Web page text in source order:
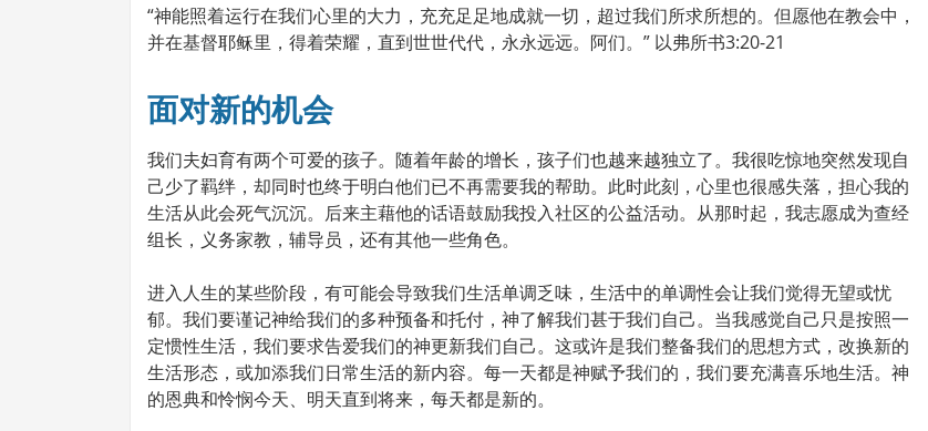
“神能照着运行在我们心里的大力，充充足足地成就一切，超过我们所求所想的。但愿他在教会中，
并在基督耶稣里，得着荣耀，直到世世代代，永永远远。阿们。” 以弗所书3:20-21
面对新的机会
我们夫妇育有两个可爱的孩子。随着年龄的增长，孩子们也越来越独立了。我很吃惊地突然发现自
己少了羁绊，却同时也终于明白他们已不再需要我的帮助。此时此刻，心里也很感失落，担心我的
生活从此会死气沉沉。后来主藉他的话语鼓励我投入社区的公益活动。从那时起，我志愿成为查经
组长，义务家教，辅导员，还有其他一些角色。
进入人生的某些阶段，有可能会导致我们生活单调乏味，生活中的单调性会让我们觉得无望或忧
郁。我们要谨记神给我们的多种预备和托付，神了解我们甚于我们自己。当我感觉自己只是按照一
定惯性生活，我们要求告爱我们的神更新我们自己。这或许是我们整备我们的思想方式，改换新的
生活形态，或加添我们日常生活的新内容。每一天都是神赋予我们的，我们要充满喜乐地生活。神
的恩典和怜悯今天、明天直到将来，每天都是新的。